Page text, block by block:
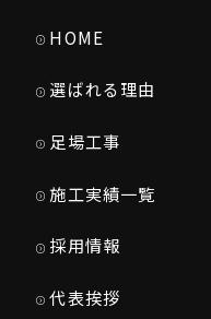
HOME
選ばれる理由
足場工事
施工実績一覧
採用情報
代表挨拶